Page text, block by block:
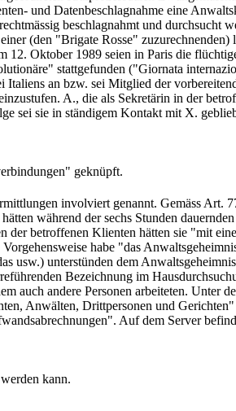
und Datenbeschlagnahme eine
beschlagnahmt und durchsucht
(den "Brigate Rosse" zuzurechnenden)
Oktober 1989 seien in Paris die
stattgefunden ("Giornata
an bzw. sei Mitglied der
A., die als Sekretärin in der
sei sie in ständigem Kontakt mit X.
geknüpft.
involviert genannt. Gemäss Art.
während der sechs Stunden
der betroffenen Klienten hätten sie "mit
habe "das
usw.) unterstünden dem
Bezeichnung im
auch andere Personen arbeiteten. Unter
Anwälten, Drittpersonen und
Auf dem Server
kann.